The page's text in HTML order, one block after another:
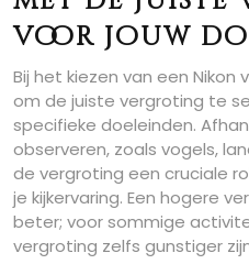
voor jouw
Bij het kiezen van een Nikon
om de juiste vergroting te
specifieke doeleinden.
observeren, zoals vogels,
de vergroting een cruciale
je kijkervaring. Een hogere
beter; voor sommige
vergroting zelfs gunstiger